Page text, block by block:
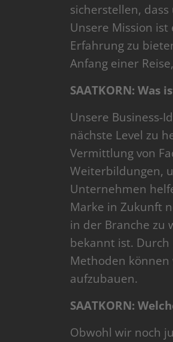
sicherstellen,
Unsere Mission
Erfahrung zu
Anfang einer
SAATKORN: Was
Unsere Business-
nächste Level zu
Vermittlung von
Weiterbildungen,
Unternehmen
Marke in Zukunft
in der Branche zu
bekannt ist.
Methoden
aufzubauen.
SAATKORN:
Obwohl wir noch